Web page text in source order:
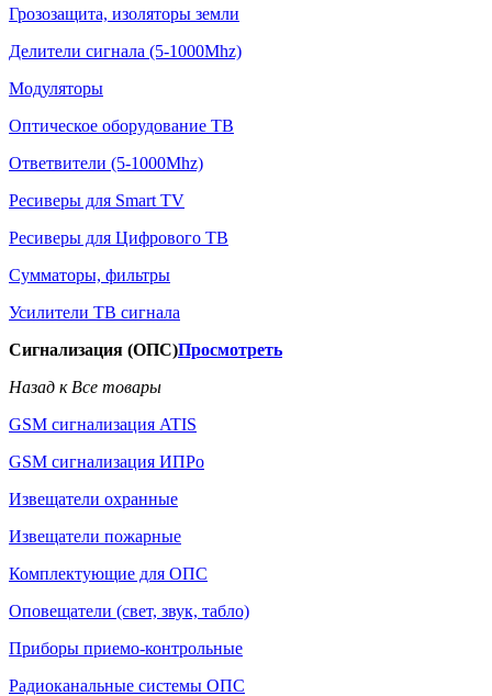
Грозозащита, изоляторы земли
Делители сигнала (5-1000Mhz)
Модуляторы
Оптическое оборудование ТВ
Ответвители (5-1000Mhz)
Ресиверы для Smart TV
Ресиверы для Цифрового ТВ
Сумматоры, фильтры
Усилители ТВ сигнала
Сигнализация (ОПС)Просмотреть
Назад к Все товары
GSM сигнализация ATIS
GSM сигнализация ИПРо
Извещатели охранные
Извещатели пожарные
Комплектующие для ОПС
Оповещатели (свет, звук, табло)
Приборы приемо-контрольные
Радиоканальные системы ОПС